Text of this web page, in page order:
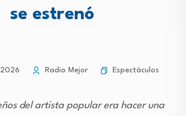
se estrenó
Radio Mejor
Espectáculos
del artista popular era hacer una